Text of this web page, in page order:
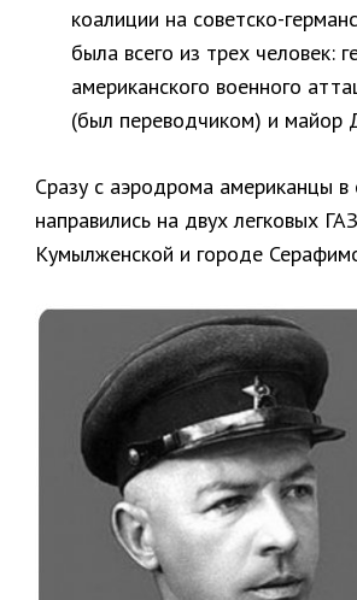
коалиции на советско-
была всего из трех человек:
американского военного
(был переводчиком) и майор
Сразу с аэродрома американцы
направились на двух легковых
Кумылженской и городе